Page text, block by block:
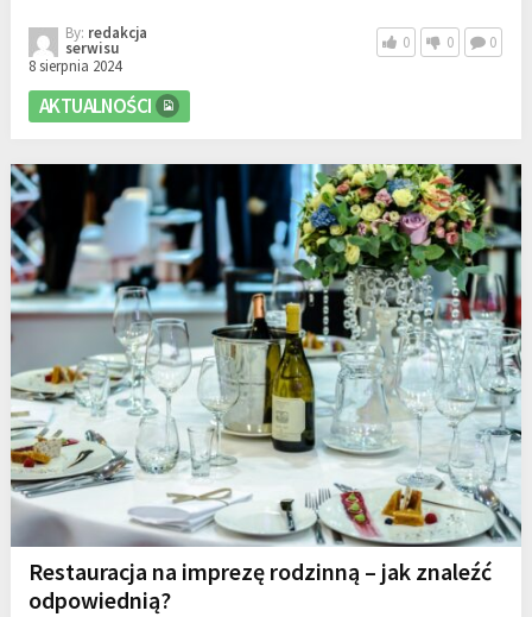
By: redakcja
serwisu
8 sierpnia 2024
0 0 0
AKTUALNOŚCI
Restauracja na imprezę rodzinną – jak znaleźć
odpowiednią?